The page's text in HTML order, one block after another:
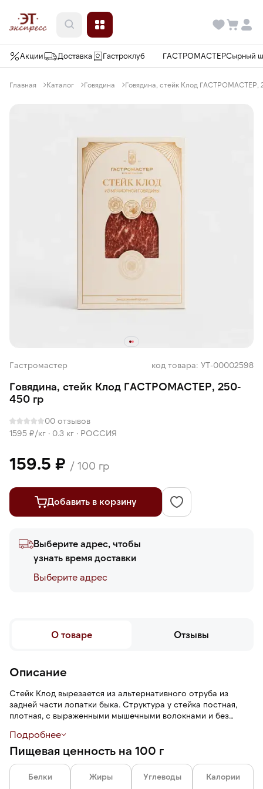
Акции Доставка Гастроклуб ГАСТРОМАСТЕРСырный
Главная Каталог Говядина Говядина, стейк Клод ГАСТРОМАСТЕР,
Гастромастер код товара: УТ-00002598
Говядина, стейк Клод ГАСТРОМАСТЕР, 250-
450 гр
00 отзывов
1595 ₽/кг · 0.3 кг · РОССИЯ
159.5 ₽ / 100 гр
Добавить в корзину
Выберите адрес, чтобы
узнать время доставки
Выберите адреc
О товаре Отзывы
Описание
Стейк Клод вырезается из альтернативного отруба из
задней части лопатки быка. Структура у стейка постная,
плотная, с выраженными мышечными волокнами и без
Перед приготовлением рекомендуется мясо замариновать,
чтобы текстура стала мягкой. Степень прожарки — средняя
с кровью (medium rare).
Подробнее
Пищевая ценность на 100 г
Белки Жиры Углеводы Калории